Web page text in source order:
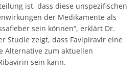
ist, dass diese unspezifischen
der Medikamente als
sein können“, erklärt Dr.
Studie zeigt, dass Favipiravir eine
Alternative zum aktuellen
sein kann.